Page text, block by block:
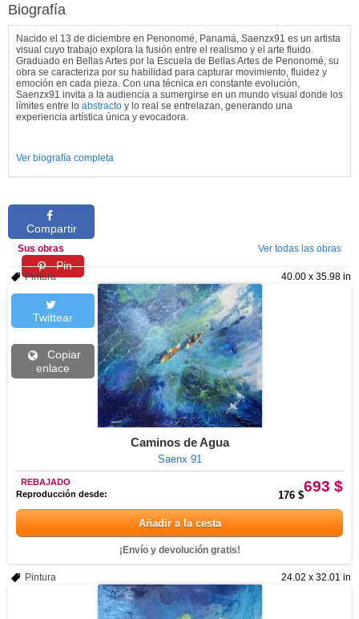
Biografía
Nacido el 13 de diciembre en Penonomé, Panamá, Saenzx91 es un artista
visual cuyo trabajo explora la fusión entre el realismo y el arte fluido.
Graduado en Bellas Artes por la Escuela de Bellas Artes de Penonomé, su
obra se caracteriza por su habilidad para capturar movimiento, fluidez y
emoción en cada pieza. Con una técnica en constante evolución,
Saenzx91 invita a la audiencia a sumergirse en un mundo visual donde los
límites entre lo abstracto y lo real se entrelazan, generando una
experiencia artística única y evocadora.
Ver biografía completa
Compartir
Pin
Twittear
Copiar
enlace
Sus obras Ver todas las obras
40.00 x 35.98 in
Pintura
Caminos de Agua
Saenx 91
693 $
REBAJADO
Reproducción desde:
176 $
Añadir a la cesta
¡Envío y devolución gratis!
24.02 x 32.01 in
Pintura